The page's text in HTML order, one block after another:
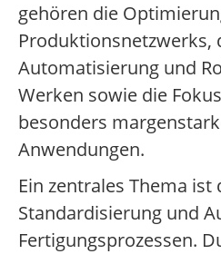
gehören die
Produktionsnetzwerks,
Automatisierung und
Werken sowie die
besonders
Anwendungen.
Ein zentrales Thema ist
Standardisierung und
Fertigungsprozessen.